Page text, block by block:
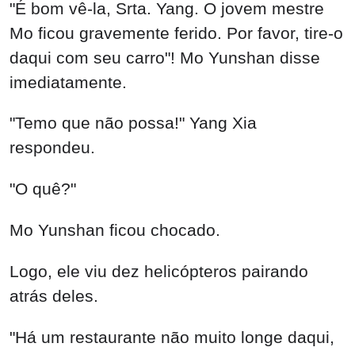
"É bom vê-la, Srta. Yang. O jovem mestre
Mo ficou gravemente ferido. Por favor, tire-o
daqui com seu carro"! Mo Yunshan disse
imediatamente.
"Temo que não possa!" Yang Xia
respondeu.
"O quê?"
Mo Yunshan ficou chocado.
Logo, ele viu dez helicópteros pairando
atrás deles.
"Há um restaurante não muito longe daqui,